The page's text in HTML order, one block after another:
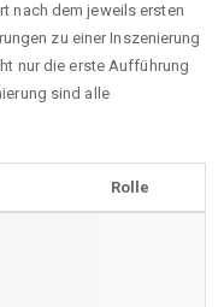
nach dem jeweils ersten
zu einer Inszenierung
nur die erste Aufführung
sind alle
Rolle